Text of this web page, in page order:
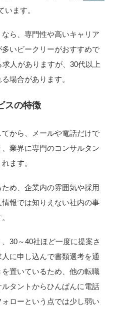
います。
ら、専門性や高いキャリア
いビークリーがおすすめで
人がありますが、30代以上
場合があります。
スの特徴
から、メールや電話だけで
業界に専門のコンサルタン
ます。
ため、企業内の雰囲気や採用
報では知りえない社内の事
30～40社ほど一度に提案さ
に申し込んで書類選考を通
置いているため、他の転職
タントからひんぱんに電話
ローという点では少し弱い